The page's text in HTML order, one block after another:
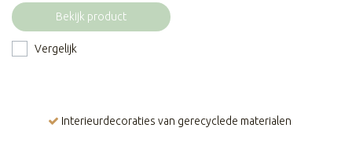
Bekijk product
Vergelijk
Interieurdecoraties van gerecyclede materialen